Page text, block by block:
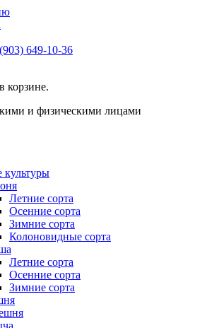
649-10-36
корзине.
и физическими лицами
Летние сорта
Осенние сорта
Зимние сорта
Колоновидные сорта
Летние сорта
Осенние сорта
Зимние сорта